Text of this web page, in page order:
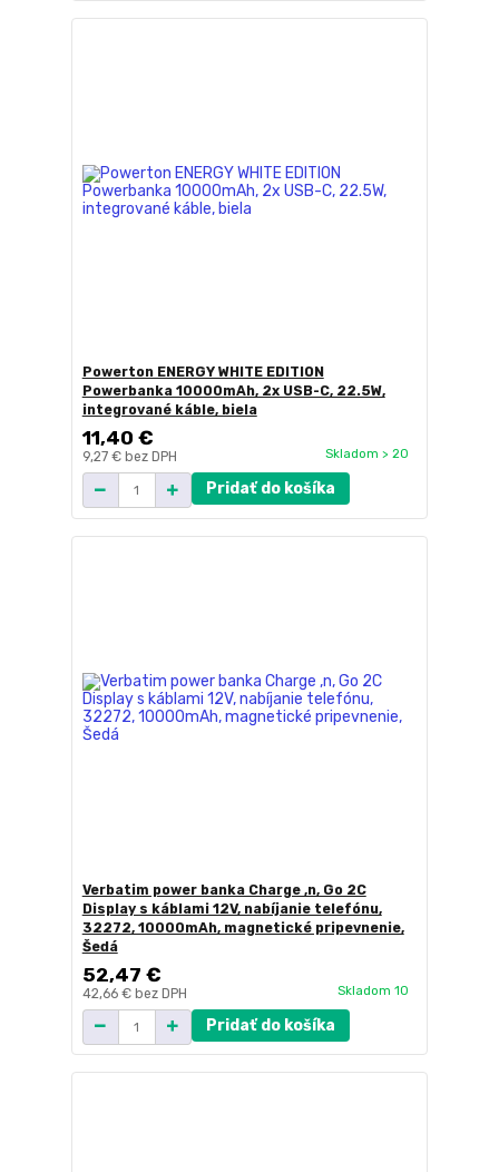
Powerton ENERGY WHITE EDITION
Powerbanka 10000mAh, 2x USB-C, 22.5W,
integrované káble, biela
11,40 €
9,27 € bez DPH Skladom > 20
Pridať do košíka
Verbatim power banka Charge ,n, Go 2C
Display s káblami 12V, nabíjanie telefónu,
32272, 10000mAh, magnetické pripevnenie,
Šedá
52,47 €
42,66 € bez DPH Skladom 10
Pridať do košíka